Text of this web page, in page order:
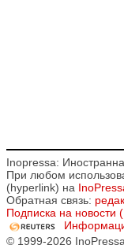
Inopressa:
При любом
(hyperlink) на
Обратная связь:
Подписка на новости
© 1999-2026